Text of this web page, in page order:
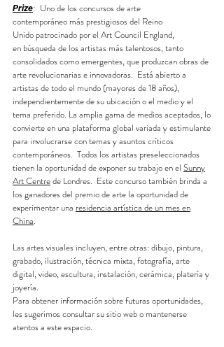
Prize: Uno de los concursosde arte
contemporáneo más prestigiosos del Reino
Unido patrocinado por el Art Council England,
en búsqueda de los artistas más talentosos, tanto
consolidados como emergentes, que produzcan obras de
arte revolucionarias e innovadoras. Está abierto a
artistas de todo el mundo (mayores de 18 años),
independientemente de su ubicación o el medio y el
tema preferido. La amplia gama de medios aceptados, lo
convierte en una plataforma global variada y estimulante
para involucrarse con temas y asuntos críticos
contemporáneos. Todos los artistas preseleccionados
tienen la oportunidad de exponer su trabajo en el Sunny
Art Centrede Londres. Este concurso también brinda a
los ganadores del premio de arte la oportunidad de
experimentar una residencia artística de un mes en
China.
Las artes visuales incluyen, entre otras: dibujo, pintura,
grabado, ilustración, técnica mixta, fotografía, arte
digital, video, escultura, instalación, cerámica, platería y
joyería.
Para obtener información sobre futuras oportunidades,
les sugerimos consultar su sitio web o mantenerse
atentos a este espacio.